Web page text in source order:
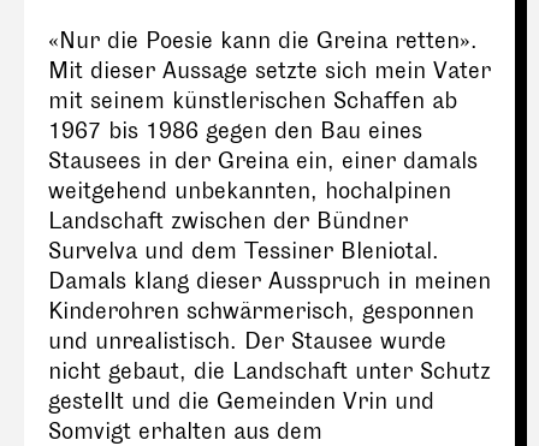
«Nur die Poesie kann die Greina retten».
Mit dieser Aussage setzte sich mein Vater
mit seinem künstlerischen Schaffen ab
1967 bis 1986 gegen den Bau eines
Stausees in der Greina ein, einer damals
weitgehend unbekannten, hochalpinen
Landschaft zwischen der Bündner
Survelva und dem Tessiner Bleniotal.
Damals klang dieser Ausspruch in meinen
Kinderohren schwärmerisch, gesponnen
und unrealistisch. Der Stausee wurde
nicht gebaut, die Landschaft unter Schutz
gestellt und die Gemeinden Vrin und
Somvigt erhalten aus dem